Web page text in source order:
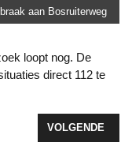
aan Bosruiterweg
direct 112 te
WATER IN ZEEWOLDE,
VOLGENDE
VOLGENDE